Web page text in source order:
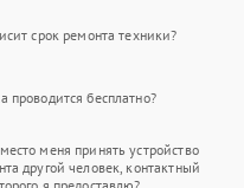
срок ремонта техники?
проводится бесплатно?
меня принять устройство
другой человек, контактный